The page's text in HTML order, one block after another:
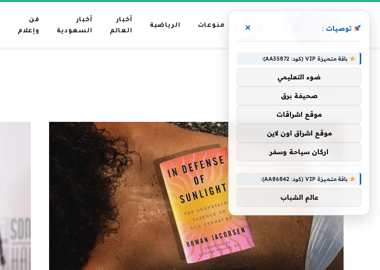
رئيسية
منوعات الرياضية
أخبار
العالم
أخبار
السعودية
فن
وإعلام
الرئيسية » كتاب
توصيات : ×
باقة متميزة VIP (كود: AA35872):
ضوء التعليمي
صحيفة برق
موقع اشراقات
موقع اشراق اون لاين
اركان سياحة وسفر
باقة متميزة VIP (كود: AA86842):
عالم الشباب